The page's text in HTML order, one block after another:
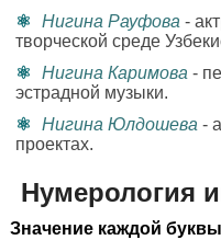
Нигина Рауфова -
творческой среде
Нигина Каримова -
эстрадной музыки.
Нигина Юлдошева -
проектах.
Нумерология
Значение каждой